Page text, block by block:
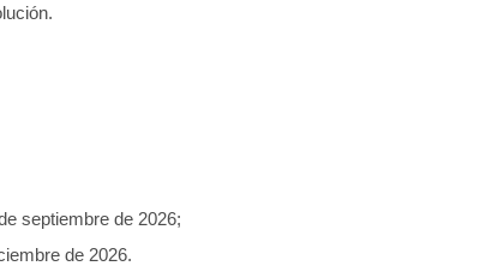
septiembre de 2026;
de 2026.